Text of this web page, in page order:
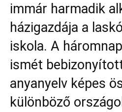
immár harmadik
házigazdája a
iskola. A
ismét
anyanyelv képes
különböző